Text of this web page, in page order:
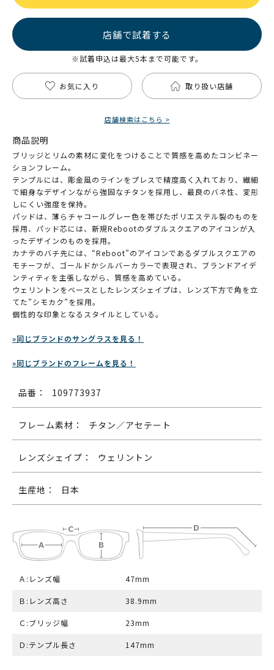
店舗で試着する
※試着申込は最大5本まで可能です。
お気に入り 取り扱い店舗
店舗検索はこちら >
商品説明
ブリッジとリムの素材に変化をつけることで質感を高めたコンビネー
ションフレーム。
テンプルには、彫金風のラインをプレスで精度高く入れており、繊細
で細身なデザインながら強固なチタンを採用し、最良のバネ性、変形
しにくい強度を保持。
パッドは、薄らチャコールグレー色を帯びたポリエステル製のものを
採用、パッド芯には、新規Rebootのダブルスクエアのアイコンが入
ったデザインのものを採用。
カナテのバチ先には、“Reboot”のアイコンであるダブルスクエアの
モチーフが、ゴールドかシルバーカラーで表現され、ブランドアイデ
ンティティを主張しながら、質感を高めている。
ウェリントンをベースとしたレンズシェイプは、レンズ下方で角を立
てた”シモカク”を採用。
個性的な印象となるスタイルとしている。
»同じブランドのサングラスを見る！
»同じブランドのフレームを見る！
品番： 109773937
フレーム素材： チタン／アセテート
レンズシェイプ： ウェリントン
生産地： 日本
Ａ:レンズ幅 47mm
Ｂ:レンズ高さ 38.9mm
Ｃ:ブリッジ幅 23mm
Ｄ:テンプル長さ 147mm